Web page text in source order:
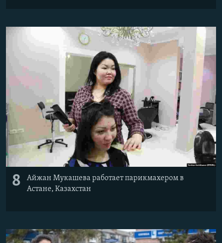
8
Айжан Мукашева работает парикмахером в
Астане, Казахстан